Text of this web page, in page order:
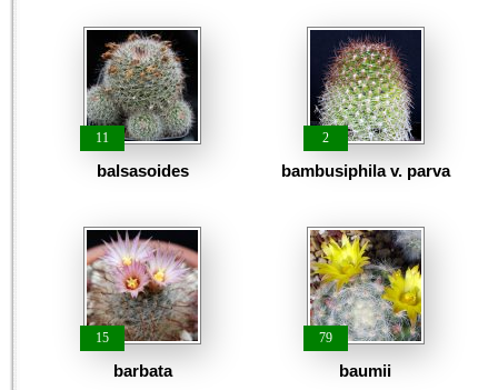
11
balsasoides
2
bambusiphila v. parva
15
barbata
79
baumii